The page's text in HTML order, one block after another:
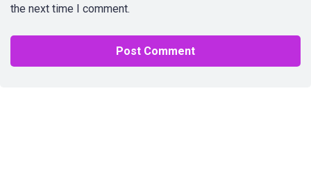
the next time I comment.